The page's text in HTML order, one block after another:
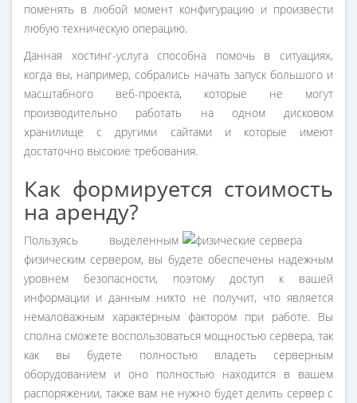
поменять в любой момент конфигурацию и произвести
любую техническую операцию.
Данная хостинг-услуга способна помочь в ситуациях,
когда вы, например, собрались начать запуск большого и
масштабного веб-проекта, которые не могут
производительно работать на одном дисковом
хранилище с другими сайтами и которые имеют
достаточно высокие требования.
Как формируется стоимость
на аренду?
Пользуясь выделенным
физическим сервером, вы будете обеспечены надежным
уровнем безопасности, поэтому доступ к вашей
информации и данным никто не получит, что является
немаловажным характерным фактором при работе. Вы
сполна сможете воспользоваться мощностью сервера, так
как вы будете полностью владеть серверным
оборудованием и оно полностью находится в вашем
распоряжении, также вам не нужно будет делить сервер с